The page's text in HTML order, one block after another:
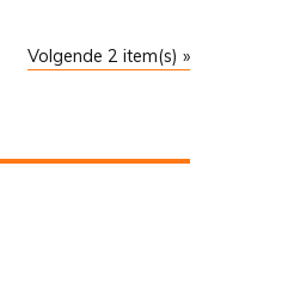
Volgende 2 item(s) »